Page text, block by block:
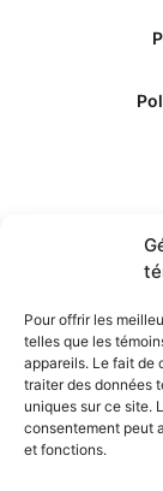
Pour offrir les
telles que les
appareils. Le fait de
traiter des données
uniques sur ce site.
consentement peut
et fonctions.